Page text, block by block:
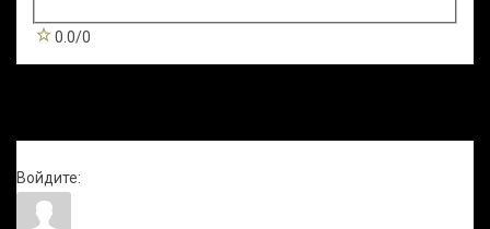
0.0/0
Войдите: